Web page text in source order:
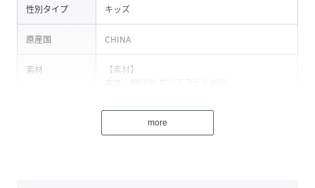
性別タイプ キッズ
原産国 CHINA
素材
【素材】
厚みは普通で春秋にピッタリです。
more